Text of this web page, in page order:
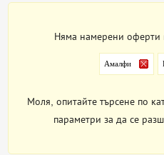
Няма намерени оферти
Амалфи
Моля, опитайте търсене по
параметри за да се